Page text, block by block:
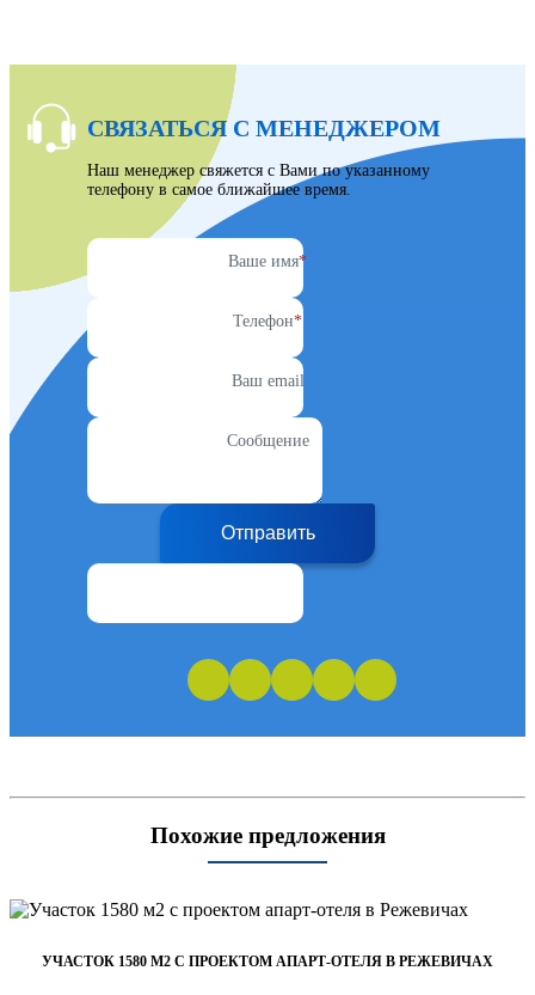
СВЯЗАТЬСЯ С МЕНЕДЖЕРОМ
Наш менеджер свяжется с Вами по указанному
телефону в самое ближайшее время.
Ваше имя*
Телефон*
Ваш email
Сообщение
Отправить
Похожие предложения
УЧАСТОК 1580 М2 С ПРОЕКТОМ АПАРТ-ОТЕЛЯ В РЕЖЕВИЧАХ